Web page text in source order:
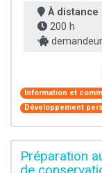
À distance
200 h
Information et
Développement
Préparation